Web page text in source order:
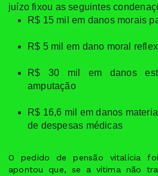
juízo fixou as seguintes
R$ 15 mil em danos morais
R$ 5 mil em dano moral
R$ 30 mil em danos
amputação
R$ 16,6 mil em danos
de despesas médicas
O pedido de pensão vitalícia
apontou que, se a vítima não